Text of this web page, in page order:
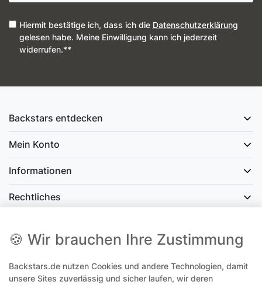
Hiermit bestätige ich, dass ich die Daten­schutz­erklärung
gelesen habe. Meine Einwilligung kann ich jederzeit
widerrufen.**
Backstars entdecken
Mein Konto
Informationen
Rechtliches
office@backstars.de
🍪 Wir brauchen Ihre Zustimmung
Backstars.de nutzen Cookies und andere Technologien, damit
unsere Sites zuverlässig und sicher laufen, wir deren